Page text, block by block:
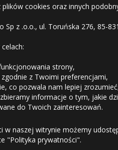
cookies oraz innych
z .o.o., ul. Toruńska 276, 85-
strony,
z Twoimi preferencjami,
co pozwala nam lepiej
informacje o tym, jakie
do Twoich zainteresowań.
naszej witrynie możemy
"Polityka prywatności".
Odstąpienie